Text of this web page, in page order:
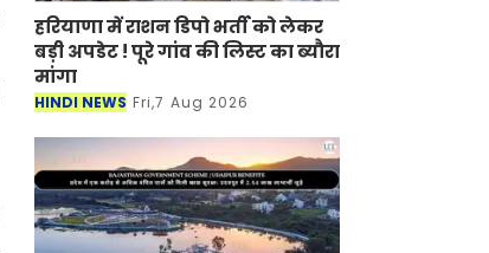
हरियाणा में राशन डिपो भर्ती को लेकर
बड़ी अपडेट ! पूरे गांव की लिस्ट का ब्यौरा
मांगा
HINDI NEWS Fri,7 Aug 2026